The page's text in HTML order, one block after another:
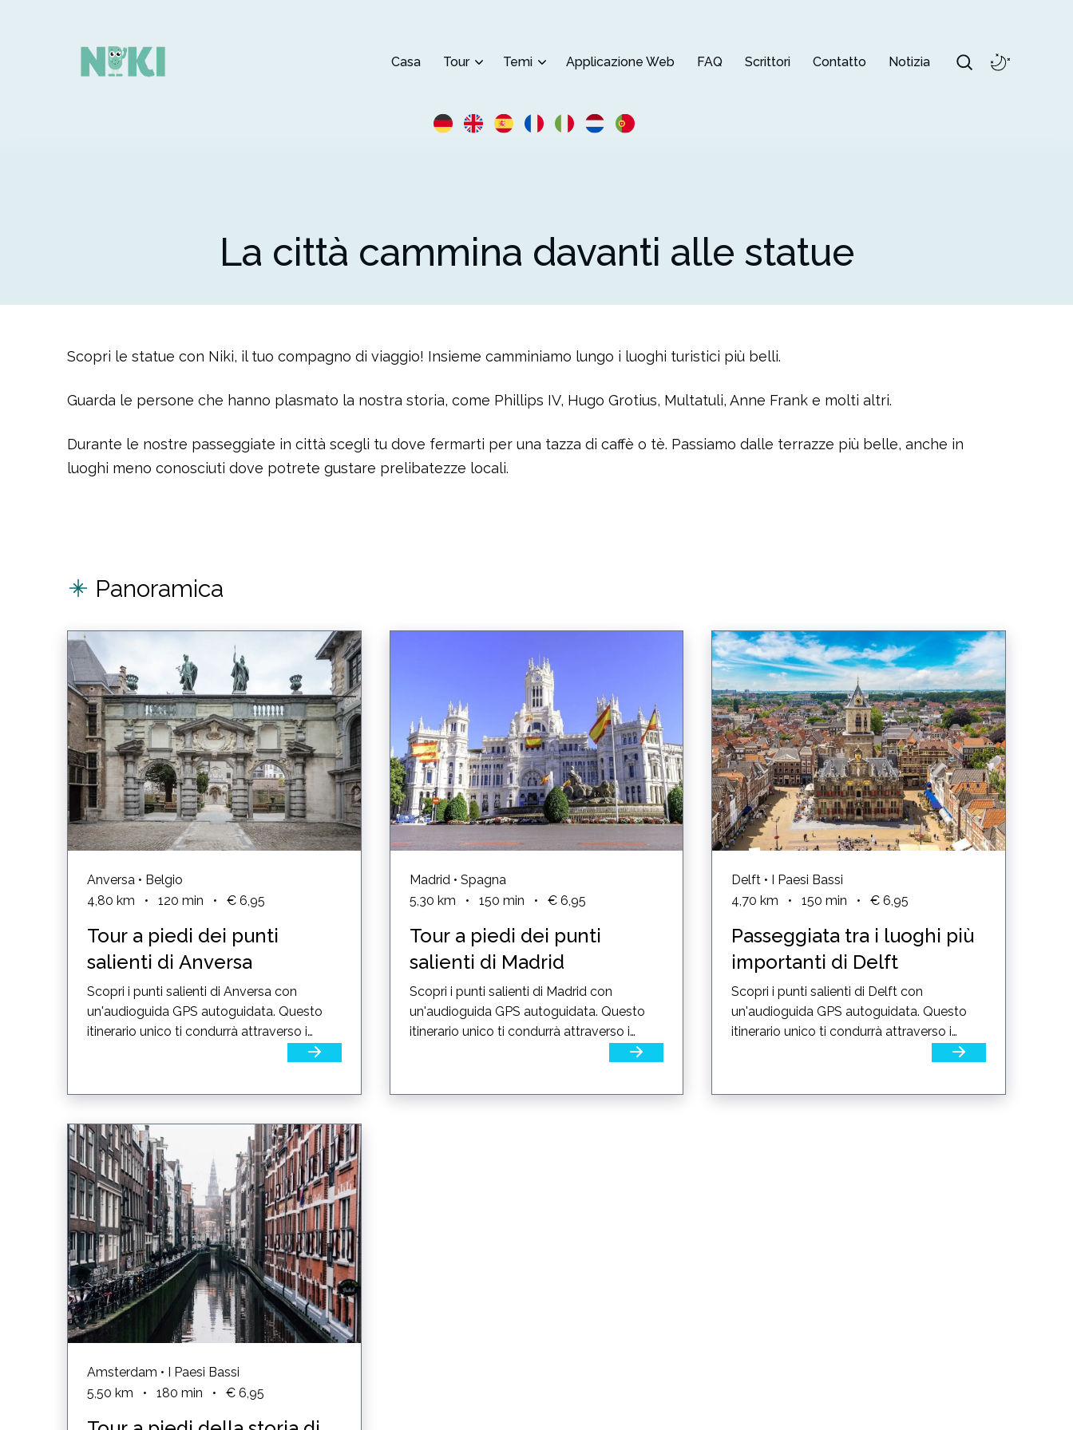
Casa Tour Temi Applicazione Web FAQ Scrittori Contatto Notizia
La città cammina davanti alle statue
Scopri le statue con Niki, il tuo compagno di viaggio! Insieme camminiamo lungo i luoghi turistici più belli.
Guarda le persone che hanno plasmato la nostra storia, come Phillips IV, Hugo Grotius, Multatuli, Anne Frank e molti altri.
Durante le nostre passeggiate in città scegli tu dove fermarti per una tazza di caffè o tè. Passiamo dalle terrazze più belle, anche in
luoghi meno conosciuti dove potrete gustare prelibatezze locali.
Panoramica
Anversa • Belgio
4,80 km • 120 min • € 6,95
Tour a piedi dei punti
salienti di Anversa
Scopri i punti salienti di Anversa con
un'audioguida GPS autoguidata. Questo
itinerario unico ti condurrà attraverso i
Madrid • Spagna
5,30 km • 150 min • € 6,95
Tour a piedi dei punti
salienti di Madrid
Scopri i punti salienti di Madrid con
un'audioguida GPS autoguidata. Questo
itinerario unico ti condurrà attraverso i
Delft • I Paesi Bassi
4,70 km • 150 min • € 6,95
Passeggiata tra i luoghi più
importanti di Delft
Scopri i punti salienti di Delft con
un'audioguida GPS autoguidata. Questo
itinerario unico ti condurrà attraverso i
Amsterdam • I Paesi Bassi
5,50 km • 180 min • € 6,95